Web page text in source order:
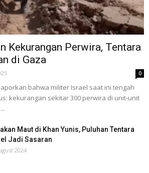
Kekurangan Perwira, Tentara
di Gaza
0
bahwa militer Israel saat ini tengah
kekurangan sekitar 300 perwira di unit-unit
Maut di Khan Yunis, Puluhan Tentara
Jadi Sasaran
2024